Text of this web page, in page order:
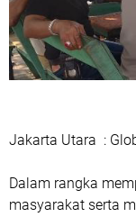
Jakarta Utara :
Dalam rangka
masyarakat serta